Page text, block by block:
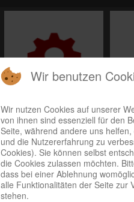
Suchen
Wir benutzen
Wir nutzen Cookies auf unserer
von ihnen sind essenziell für den
Seite, während andere uns
und die Nutzererfahrung zu
Cookies). Sie können selbst
die Cookies zulassen möchten.
dass bei einer Ablehnung
alle Funktionalitäten der Seite zur
stehen.